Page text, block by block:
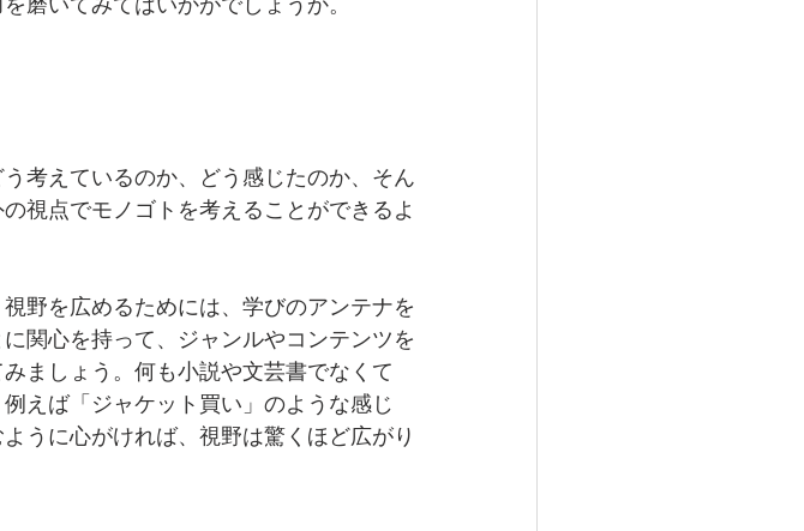
磨いてみてはいかがでしょうか。
考えているのか、どう感じたのか、そん
視点でモノゴトを考えることができるよ
野を広めるためには、学びのアンテナを
関心を持って、ジャンルやコンテンツを
ましょう。何も小説や文芸書でなくて
えば「ジャケット買い」のような感じ
うに心がければ、視野は驚くほど広がり